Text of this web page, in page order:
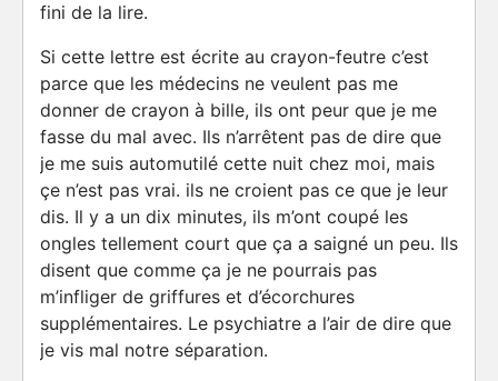
fini de la lire.
Si cette lettre est écrite au crayon-feutre c’est
parce que les médecins ne veulent pas me
donner de crayon à bille, ils ont peur que je me
fasse du mal avec. Ils n’arrêtent pas de dire que
je me suis automutilé cette nuit chez moi, mais
çe n’est pas vrai. ils ne croient pas ce que je leur
dis. Il y a un dix minutes, ils m’ont coupé les
ongles tellement court que ça a saigné un peu. Ils
disent que comme ça je ne pourrais pas
m’infliger de griffures et d’écorchures
supplémentaires. Le psychiatre a l’air de dire que
je vis mal notre séparation.